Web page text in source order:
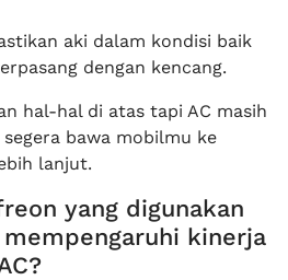
aki dalam kondisi baik
dengan kencang.
hal-hal di atas tapi AC masih
bawa mobilmu ke
lanjut.
yang digunakan
kinerja